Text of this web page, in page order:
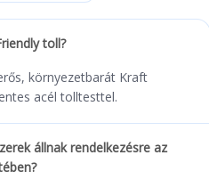
toll?
környezetbarát Kraft
acél tolltesttel.
állnak rendelkezésre az